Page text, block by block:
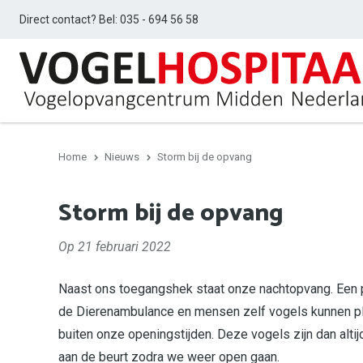
Direct contact? Bel: 035 - 694 56 58
Home Nieuws Storm bij de opvang
Storm bij de opvang
Op 21 februari 2022
Naast ons toegangshek staat onze nachtopvang. Een
de Dierenambulance en mensen zelf vogels kunnen
buiten onze openingstijden. Deze vogels zijn dan
aan de beurt zodra we weer open gaan.